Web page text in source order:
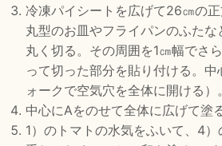
冷凍パイシートを広げて26㎝の
丸型のお皿やフライパンのふた
丸く切る。その周囲を1㎝幅でさ
って切った部分を貼り付ける。
ォークで空気穴を全体に開ける）。
中心にAをのせて全体に広げて塗る
1）のトマトの水気をふいて、4